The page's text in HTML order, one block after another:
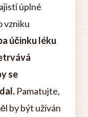
úplné
vzniku
účinku léku
se
Pamatujte,
by být užíván